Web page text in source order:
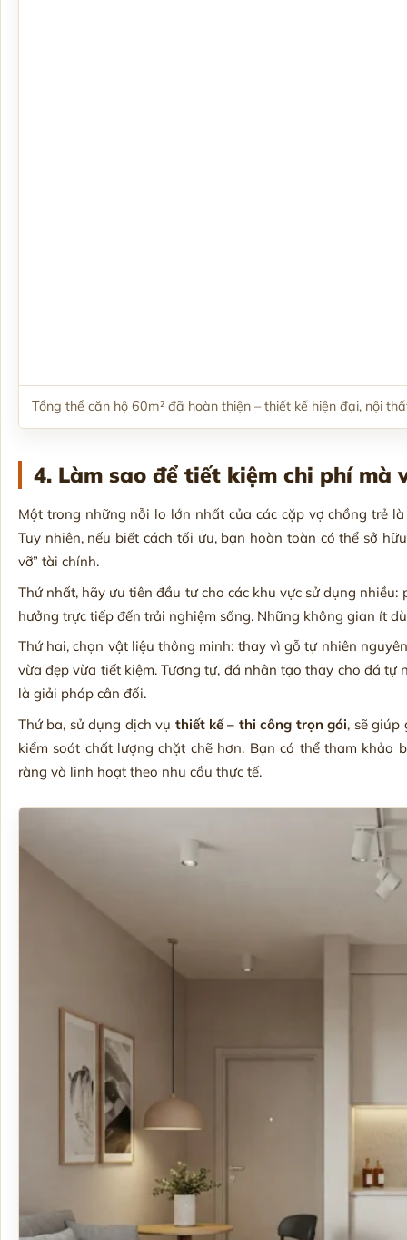
Tổng thể căn hộ 60m² đã hoàn thiện – thiết kế hiện đại, nội
4. Làm sao để tiết kiệm chi phí mà
Một trong những nỗi lo lớn nhất của các cặp vợ chồng trẻ
Tuy nhiên, nếu biết cách tối ưu, bạn hoàn toàn có thể sở
vỡ” tài chính.
Thứ nhất, hãy ưu tiên đầu tư cho các khu vực sử dụng
hưởng trực tiếp đến trải nghiệm sống. Những không gian ít
Thứ hai, chọn vật liệu thông minh: thay vì gỗ tự nhiên
vừa đẹp vừa tiết kiệm. Tương tự, đá nhân tạo thay cho đá
là giải pháp cân đối.
Thứ ba, sử dụng dịch vụ thiết kế – thi công trọn gói, sẽ giúp
kiểm soát chất lượng chặt chẽ hơn. Bạn có thể tham khảo
ràng và linh hoạt theo nhu cầu thực tế.